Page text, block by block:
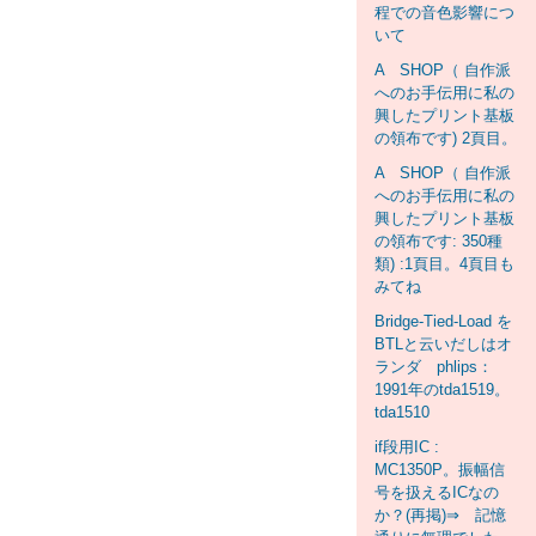
程での音色影響につ
いて
A SHOP（ 自作派
へのお手伝用に私の
興したプリント基板
の領布です) 2頁目。
A SHOP（ 自作派
へのお手伝用に私の
興したプリント基板
の領布です: 350種
類) :1頁目。4頁目も
みてね
Bridge-Tied-Load を
BTLと云いだしはオ
ランダ phlips：
1991年のtda1519。
tda1510
if段用IC :
MC1350P。振幅信
号を扱えるICなの
か？(再掲)⇒ 記憶